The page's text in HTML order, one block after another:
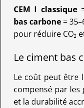
CEM I classique
bas carbone=
pour réduire CO₂
Le ciment bas
Le coût peut être
compensé par les
et la durabilité